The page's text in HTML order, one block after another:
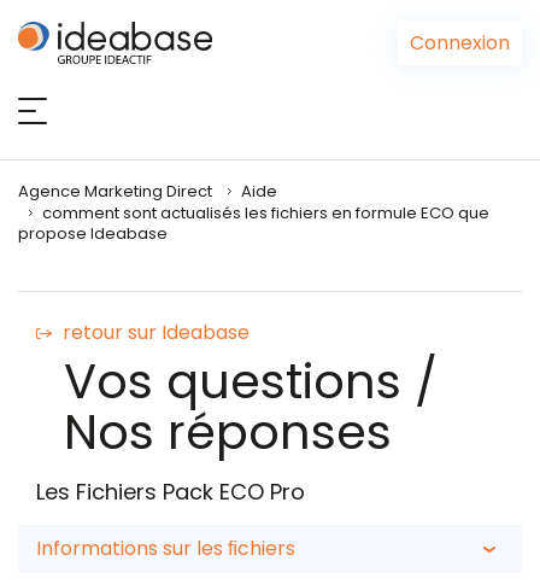
Connexion
Agence Marketing Direct
Aide
comment sont actualisés les fichiers en formule ECO que
propose Ideabase
retour sur Ideabase
Vos questions /
Nos réponses
Les Fichiers Pack ECO Pro
Informations sur les ﬁchiers